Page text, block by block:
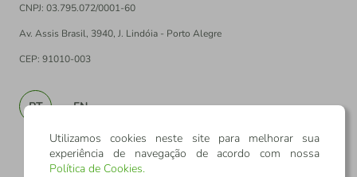
CNPJ: 03.795.072/0001-60
Av. Assis Brasil, 3940, J. Lindóia - Porto Alegre
CEP: 91010-003
PT EN
Utilizamos cookies neste site para melhorar sua
experiência de navegação de acordo com nossa
Política de Cookies.